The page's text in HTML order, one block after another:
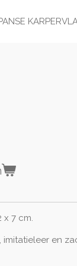
x 7 cm.
imitatieleer en z